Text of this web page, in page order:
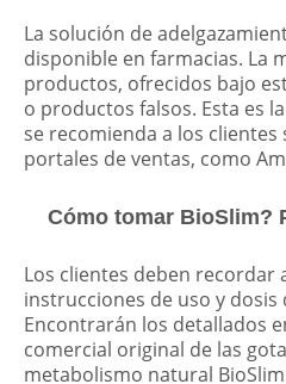
La solución de
disponible en farmacias. La
productos, ofrecidos bajo
o productos falsos. Esta es
se recomienda a los
portales de ventas, como
Cómo tomar BioSlim?
Los clientes deben recordar
instrucciones de uso y dosis
Encontrarán los detallados
comercial original de las
metabolismo natural